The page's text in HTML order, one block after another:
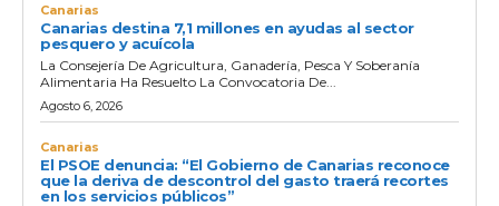
Canarias
Canarias destina 7,1 millones en ayudas al sector
pesquero y acuícola
La Consejería De Agricultura, Ganadería, Pesca Y Soberanía
Alimentaria Ha Resuelto La Convocatoria De...
Agosto 6, 2026
Canarias
El PSOE denuncia: “El Gobierno de Canarias reconoce
que la deriva de descontrol del gasto traerá recortes
en los servicios públicos”